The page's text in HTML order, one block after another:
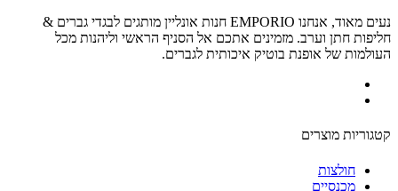
נעים מאוד, אנחנו EMPORIO חנות אונליין מותגים לבגדי גברים &
חליפות חתן וערב. מזמינים אתכם אל הסניף הראשי וליהנות מכל
העולמות של אופנת בוטיק איכותית לגברים.
קטגוריות מוצרים
חולצות
מכנסיים